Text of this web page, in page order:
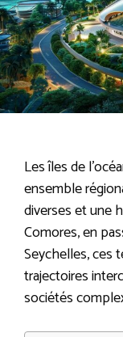
Les îles de
ensemble
diverses et une
Comores, en
Seychelles, ces
trajectoires
sociétés